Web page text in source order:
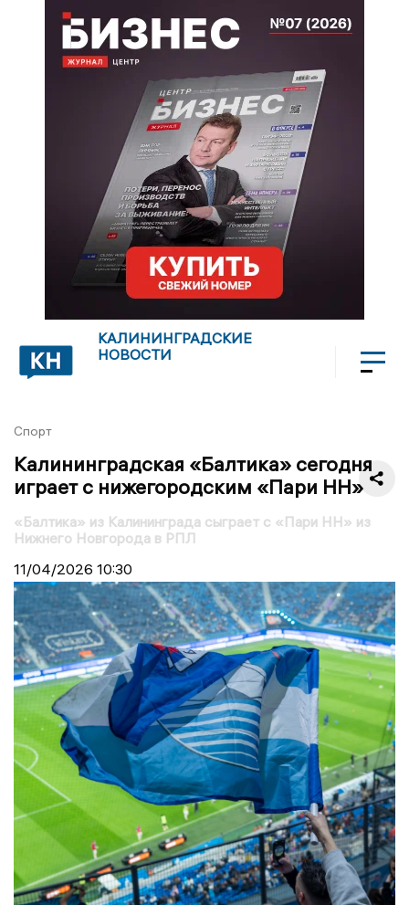
КАЛИНИНГРАДСКИЕ
НОВОСТИ
Спорт
Калининградская «Балтика» сегодня
играет с нижегородским «Пари НН»
«Балтика» из Калининграда сыграет с «Пари НН» из
Нижнего Новгорода в РПЛ
11/04/2026 10:30